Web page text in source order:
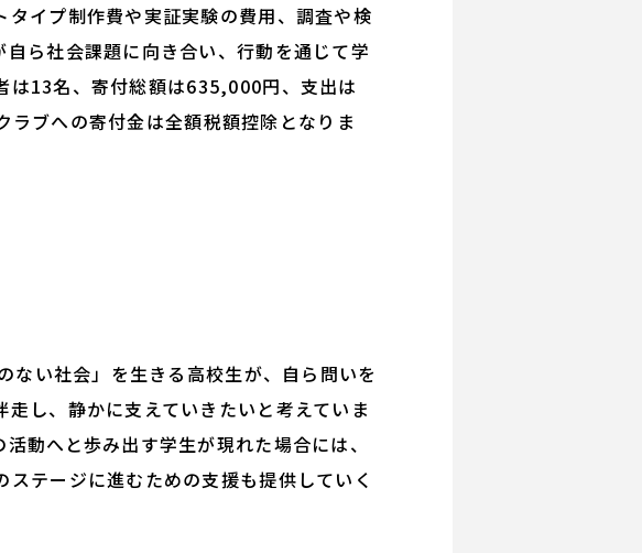
イプ制作費や実証実験の費用、調査や検
ら社会課題に向き合い、行動を通じて学
は13名、寄付総額は635,000円、支出は
ブへの寄付金は全額税額控除となりま
い社会」を生きる高校生が、自ら問いを
し、静かに支えていきたいと考えていま
動へと歩み出す学生が現れた場合には、
テージに進むための支援も提供していく